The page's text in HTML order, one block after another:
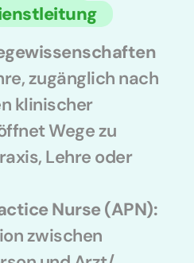
zugänglich nach
klinischer
Wege zu
Lehre oder
zwischen